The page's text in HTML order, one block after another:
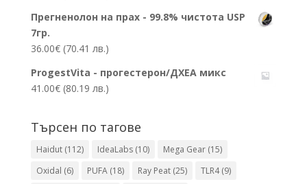
Прегненолон на прах - 99.8% чистота USP
7гр.
36.00€ (70.41 лв.)
ProgestVita - прогестерон/ДХЕА микс
41.00€ (80.19 лв.)
Търсен по тагове
Haidut(112) IdeaLabs(10) Mega Gear(15)
Oxidal (6) PUFA(18) Ray Peat(25) TLR4(9)